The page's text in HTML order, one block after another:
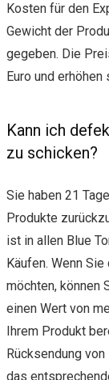
Kosten für den
Gewicht der
gegeben. Die
Euro und
Kann ich
zu schicken?
Sie haben 21
Produkte
ist in allen Blue
Käufen. Wenn
möchten, können
einen Wert von
Ihrem Produkt
Rücksendung
das